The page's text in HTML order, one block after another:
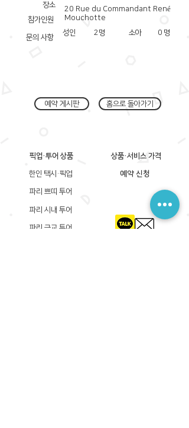
장소
참가인원
문의 사항
20 Rue du Commandant René
Mouchotte
성인
2명 소아 0 명
예약 게시판 홈으로 돌아가기
픽업·투어 상품
한인 택시·픽업
상품·서비스 가격
예약 신청
파리 쁘띠 투어
파리 시내 투어
파리 근교 투어